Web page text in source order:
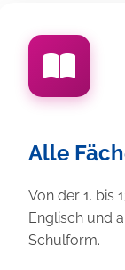
Alle
Von der 1. bis
Englisch und
Schulform.